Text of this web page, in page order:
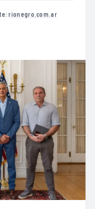
rionegro.com.ar